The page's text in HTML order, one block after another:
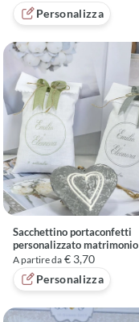
Personalizza
Sacchettino portaconfetti
personalizzato matrimonio
A partire da € 3,70
Personalizza